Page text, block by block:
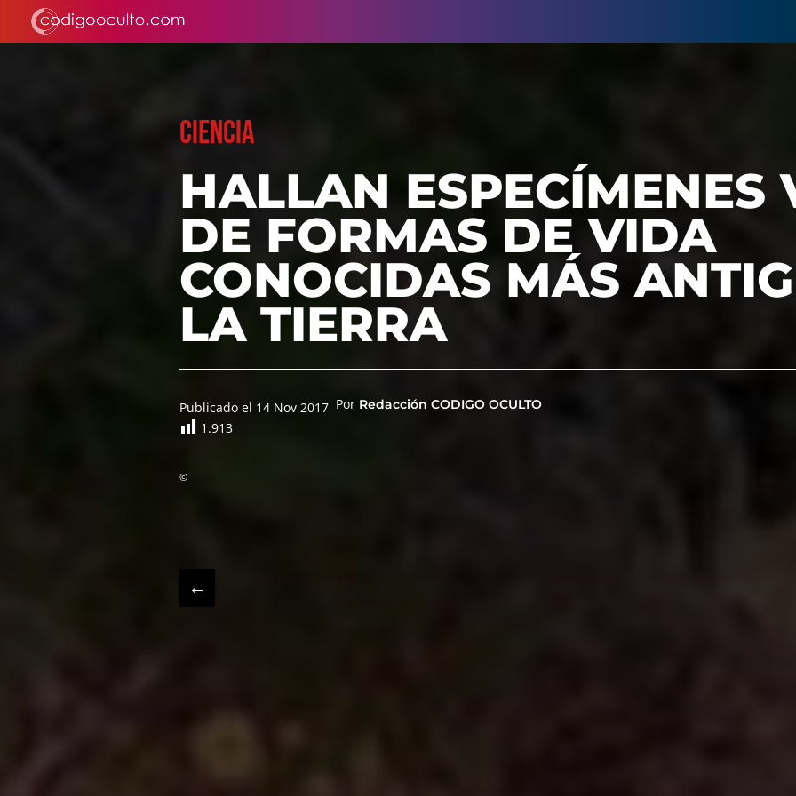
CIENCIA
HALLAN ESPECÍMENES
DE FORMAS DE VIDA
CONOCIDAS MÁS
LA TIERRA
Publicado el 14 Nov 2017 Por Redacción CODIGO OCULTO
1.913
©
←